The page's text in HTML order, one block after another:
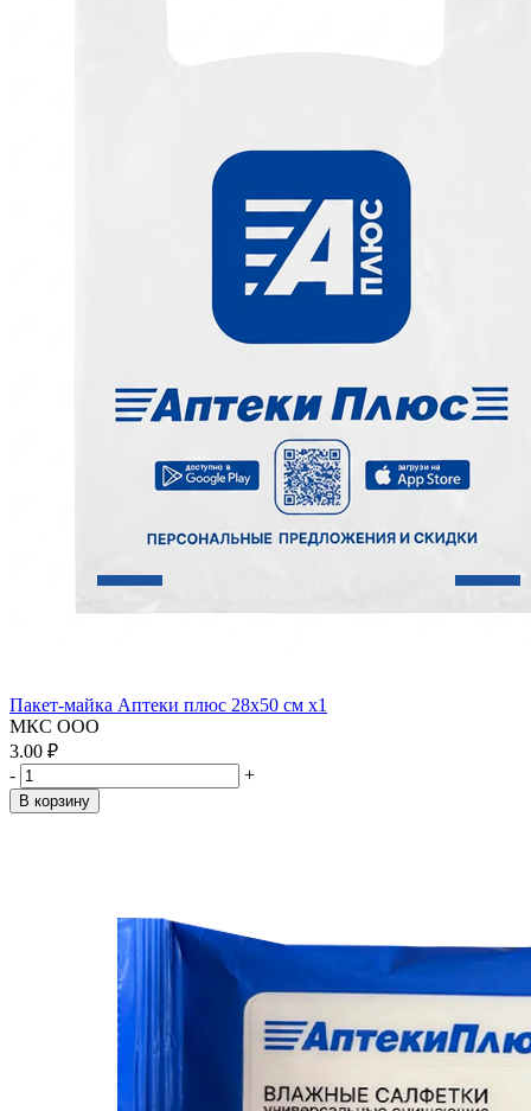
Пакет-майка Аптеки плюс 28х50 см x1
МКС ООО
3.00 ₽
-
+
В корзину